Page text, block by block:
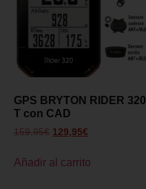
GPS BRYTON RIDER 320
T con CAD
159,95€ 129,95€
Añadir al carrito